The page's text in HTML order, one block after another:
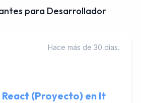
para Desarrollador
Hace más de 30 días.
(Proyecto) en It